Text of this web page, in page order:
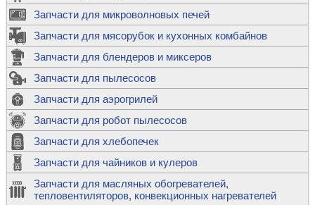
Запчасти для микроволновых печей
Запчасти для мясорубок и кухонных комбайнов
Запчасти для блендеров и миксеров
Запчасти для пылесосов
Запчасти для аэрогрилей
Запчасти для робот пылесосов
Запчасти для хлебопечек
Запчасти для чайников и кулеров
Запчасти для масляных обогревателей,
тепловентиляторов, конвекционных нагревателей